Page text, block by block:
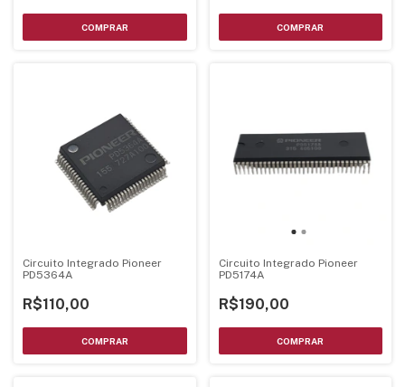
Circuito Integrado Pioneer
PD5364A
R$110,00
Circuito Integrado Pioneer
PD5174A
R$190,00